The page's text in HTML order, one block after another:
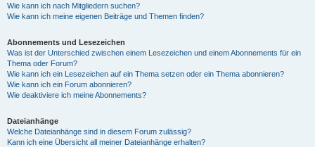
Wie kann ich nach Mitgliedern suchen?
Wie kann ich meine eigenen Beiträge und Themen finden?
Abonnements und Lesezeichen
Was ist der Unterschied zwischen einem Lesezeichen und einem Abonnements für ein
Thema oder Forum?
Wie kann ich ein Lesezeichen auf ein Thema setzen oder ein Thema abonnieren?
Wie kann ich ein Forum abonnieren?
Wie deaktiviere ich meine Abonnements?
Dateianhänge
Welche Dateianhänge sind in diesem Forum zulässig?
Kann ich eine Übersicht all meiner Dateianhänge erhalten?